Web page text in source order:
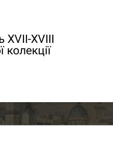
XVII-XVIII
колекції